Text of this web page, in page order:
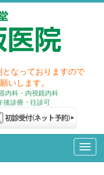
なっておりますので
いします。
内科・内視鏡内科
後診療・往診可